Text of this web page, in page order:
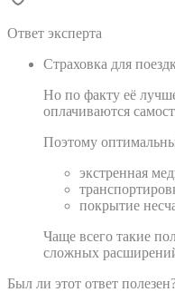
Ответ эксперта
Страховка для
Но по факту её
оплачиваются
Поэтому
экстренная
покрытие
Чаще всего такие
сложных
Был ли этот ответ